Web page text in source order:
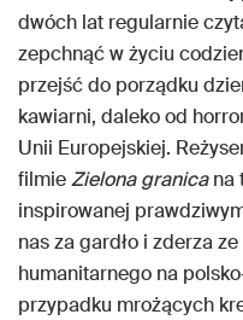
dwóch lat regularnie
zepchnąć w życiu
przejść do porządku
kawiarni, daleko od
Unii Europejskiej.
filmieZielona granicana
inspirowanej
nas za gardło i zderza
humanitarnego na
przypadku mrożących